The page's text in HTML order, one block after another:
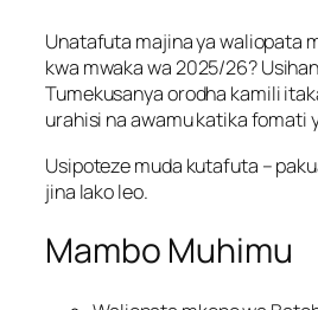
Unatafuta majina ya waliopata
kwa mwaka wa 2025/26?
Tumekusanya orodha kamili
urahisi na awamu katika fomati
Usipoteze muda kutafuta –
jina lako leo.
Mambo Muhimu